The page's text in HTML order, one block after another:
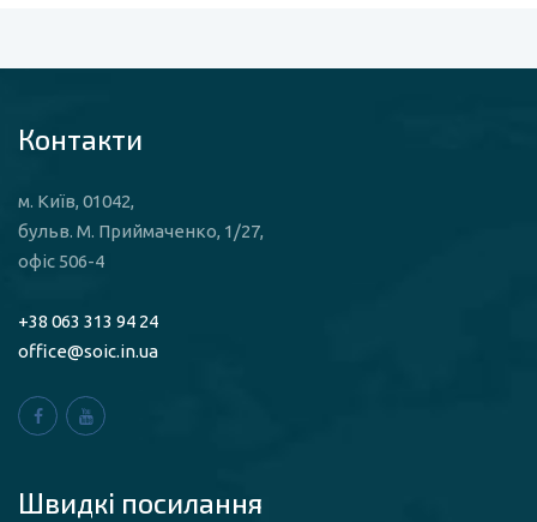
Контакти
м. Київ, 01042,
бульв. М. Приймаченко, 1/27,
офіс 506-4
+38 063 313 94 24
office@soic.in.ua
Швидкі посилaння